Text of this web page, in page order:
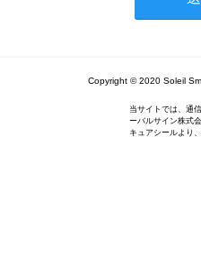
Copyright © 2020 Soleil
当サイトでは、通
ーバルサイン株式
キュアシールより